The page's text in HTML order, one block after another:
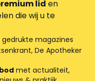
lid en
die wij u te
magazines
De Apotheker
met actualiteit,